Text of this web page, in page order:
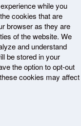
while you
cookies that are
browser as they are
of the website. We
and understand
be stored in your
the option to opt-out
cookies may affect